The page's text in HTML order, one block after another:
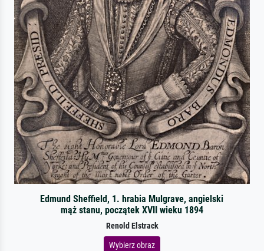
Edmund Sheffield, 1. hrabia Mulgrave, angielski
mąż stanu, początek XVII wieku 1894
Renold Elstrack
Wybierz obraz